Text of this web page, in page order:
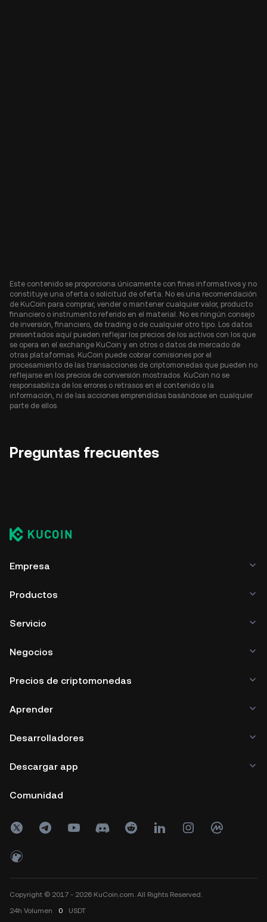
Este contenido se proporciona únicamente con fines informativos y no
constituye una oferta o solicitud de oferta. No es una recomendación
de KuCoin para comprar, vender o mantener cualquier valor, producto
financiero o instrumento referido en el material. No es ningún consejo
de inversión, financiero, de trading o de cualquier otro tipo. Los datos
presentados aquí pueden reflejar los precios de los activos con los que
se opera en el exchange KuCoin y en otros o datos de mercado de
otras plataformas. KuCoin puede cobrar comisiones por el
procesamiento de las transacciones de criptomonedas que pueden no
reflejarse en los precios de conversión mostrados. KuCoin no se
responsabiliza de los errores o retrasos en el contenido o la
información, ni de las acciones emprendidas basándose en cualquier
parte de ellos.
Preguntas frecuentes
Empresa
Productos
Servicio
Negocios
Precios de criptomonedas
Aprender
Desarrolladores
Descargar app
Comunidad
Copyright © 2017 - 2026 KuCoin.com. All Rights Reserved.
24h Volumen 0 USDT